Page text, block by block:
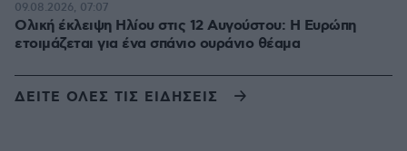
Ολική έκλειψη Ηλίου στις 12 Αυγούστου: Η Ευρώπη
ετοιμάζεται για ένα σπάνιο ουράνιο θέαμα
09.08.2026, 07:07
ΔΕΙΤΕ ΟΛΕΣ ΤΙΣ ΕΙΔΗΣΕΙΣ